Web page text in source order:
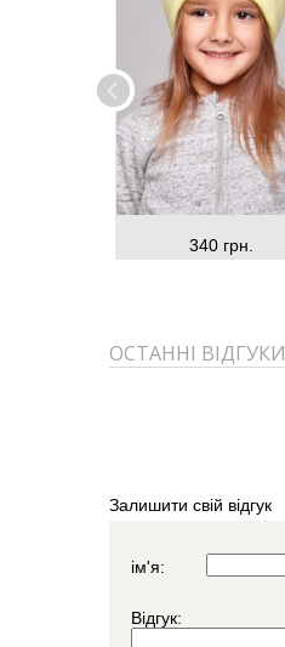
340 грн.
ОСТАННІ ВІДГУКИ
Залишити свій відгук
ім'я:
Відгук: